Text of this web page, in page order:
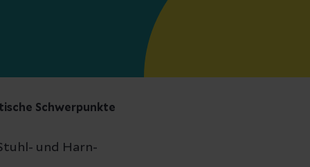
Schwerpunkte
und Harn-